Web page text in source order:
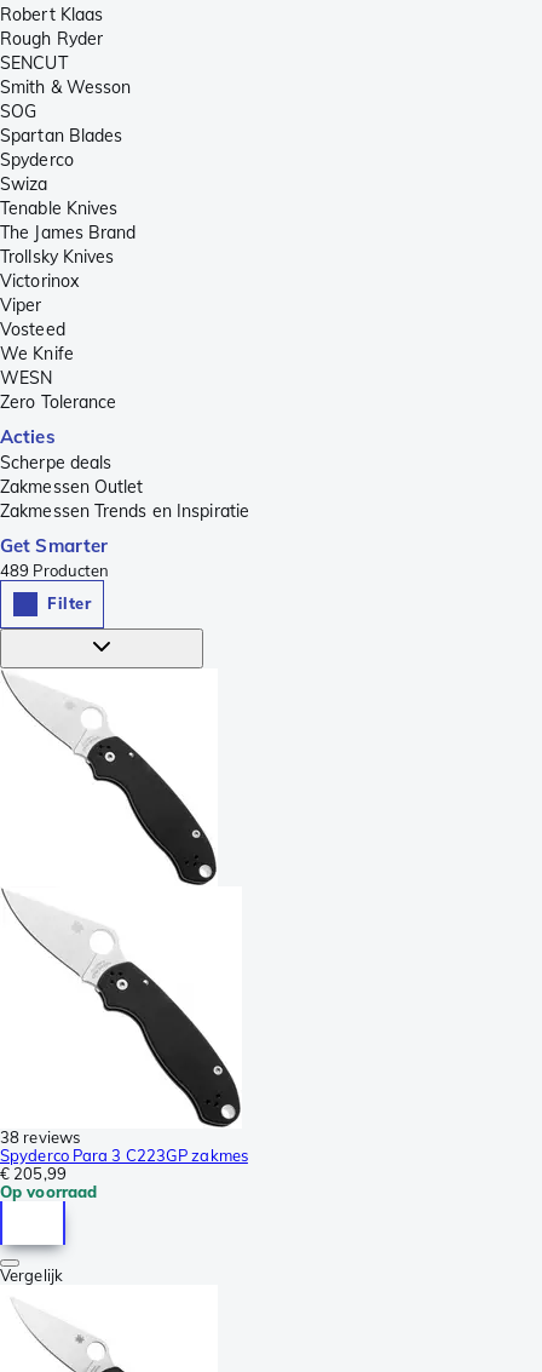
Robert Klaas
Rough Ryder
SENCUT
Smith & Wesson
SOG
Spartan Blades
Spyderco
Swiza
Tenable Knives
The James Brand
Trollsky Knives
Victorinox
Viper
Vosteed
We Knife
WESN
Zero Tolerance
Acties
Scherpe deals
Zakmessen Outlet
Zakmessen Trends en Inspiratie
Get Smarter
489 Producten
Filter
38 reviews
Spyderco Para 3 C223GP zakmes
€ 205,99
Op voorraad
Vergelijk